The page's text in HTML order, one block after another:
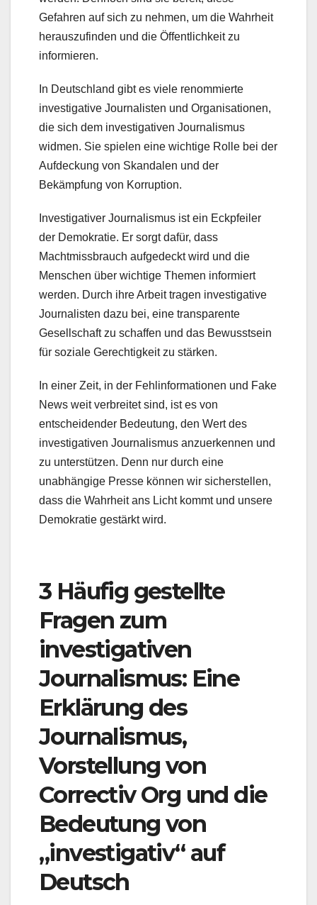
Gefahren auf sich zu nehmen, um die Wahrheit
herauszufinden und die Öffentlichkeit zu
informieren.
In Deutschland gibt es viele renommierte
investigative Journalisten und Organisationen,
die sich dem investigativen Journalismus
widmen. Sie spielen eine wichtige Rolle bei der
Aufdeckung von Skandalen und der
Bekämpfung von Korruption.
Investigativer Journalismus ist ein Eckpfeiler
der Demokratie. Er sorgt dafür, dass
Machtmissbrauch aufgedeckt wird und die
Menschen über wichtige Themen informiert
werden. Durch ihre Arbeit tragen investigative
Journalisten dazu bei, eine transparente
Gesellschaft zu schaffen und das Bewusstsein
für soziale Gerechtigkeit zu stärken.
In einer Zeit, in der Fehlinformationen und Fake
News weit verbreitet sind, ist es von
entscheidender Bedeutung, den Wert des
investigativen Journalismus anzuerkennen und
zu unterstützen. Denn nur durch eine
unabhängige Presse können wir sicherstellen,
dass die Wahrheit ans Licht kommt und unsere
Demokratie gestärkt wird.
3 Häufig gestellte
Fragen zum
investigativen
Journalismus: Eine
Erklärung des
Journalismus,
Vorstellung von
Correctiv Org und die
Bedeutung von
„investigativ“ auf
Deutsch